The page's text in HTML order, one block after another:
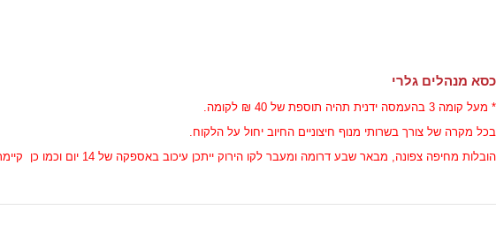
כסא מנהלים גלרי
* מעל קומה 3 בהעמסה ידנית תהיה תוספת של 40 ₪ לקומה.
בכל מקרה של צורך בשרותי מנוף חיצוניים החיוב יחול על הלקוח.
הובלות מחיפה צפונה, מבאר שבע דרומה ומעבר לקו הירוק ייתכן עיכוב באספקה של 14 יום וכמו כן קיימת תוספת מחיר של 150 ₪ להובלה